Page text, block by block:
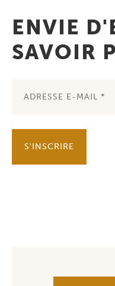
ENVIE
SAVOIR
S'INSCRIRE